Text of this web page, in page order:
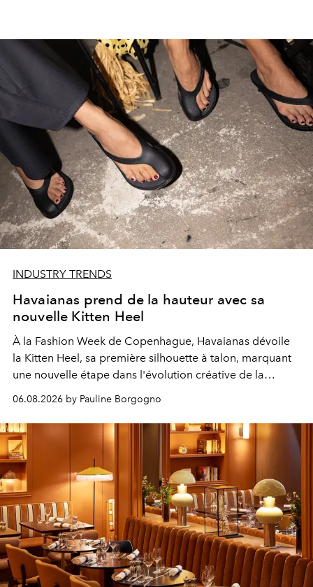
INDUSTRY TRENDS
Havaianas prend de la hauteur avec sa
nouvelle Kitten Heel
À la Fashion Week de Copenhague, Havaianas dévoile
la Kitten Heel, sa première silhouette à talon, marquant
une nouvelle étape dans l'évolution créative de la
06.08.2026 by Pauline Borgogno